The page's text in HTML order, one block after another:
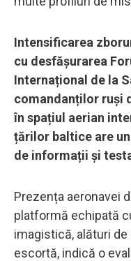
Intensificarea
cu desfășurarea
Internațional de la
comandanților ruși
în spațiul aerian
țărilor baltice are
de informații și
Prezența aeronavei
platformă echipată
imagistică, alături
escortă, indică o